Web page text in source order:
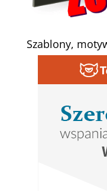
Szablony,